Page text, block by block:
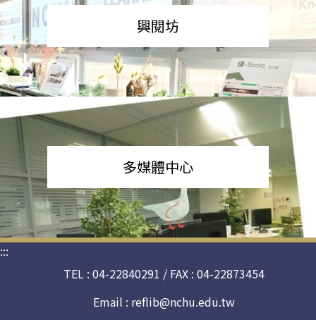
興閱坊
多媒體中心
:::
TEL : 04-22840291 / FAX : 04-22873454
Email : reflib@nchu.edu.tw